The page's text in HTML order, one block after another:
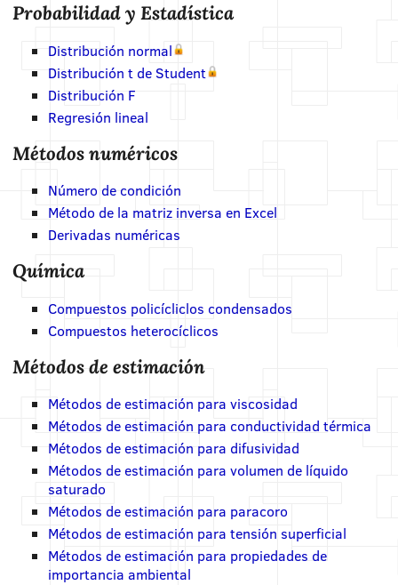
Probabilidad y Estadística
Distribución normal
Distribución t de Student
Distribución F
Regresión lineal
Métodos numéricos
Número de condición
Método de la matriz inversa en Excel
Derivadas numéricas
Química
Compuestos policícliclos condensados
Compuestos heterocíclicos
Métodos de estimación
Métodos de estimación para viscosidad
Métodos de estimación para conductividad térmica
Métodos de estimación para difusividad
Métodos de estimación para volumen de líquido
saturado
Métodos de estimación para paracoro
Métodos de estimación para tensión superficial
Métodos de estimación para propiedades de
importancia ambiental